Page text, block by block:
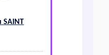
SАINТ